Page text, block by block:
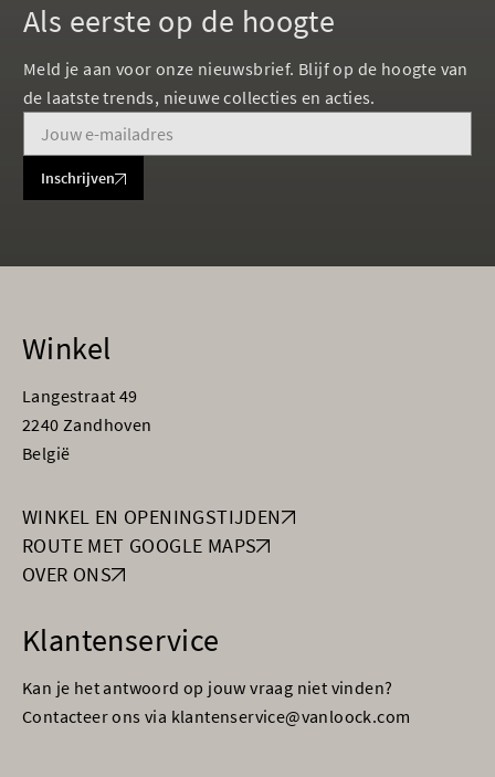
Als eerste op de hoogte
Meld je aan voor onze nieuwsbrief. Blijf op de hoogte van
de laatste trends, nieuwe collecties en acties.
Inschrijven
Winkel
Langestraat 49
2240 Zandhoven
België
WINKEL EN OPENINGSTIJDEN
ROUTE MET GOOGLE MAPS
OVER ONS
Klantenservice
Kan je het antwoord op jouw vraag niet vinden?
Contacteer ons via klantenservice@vanloock.com